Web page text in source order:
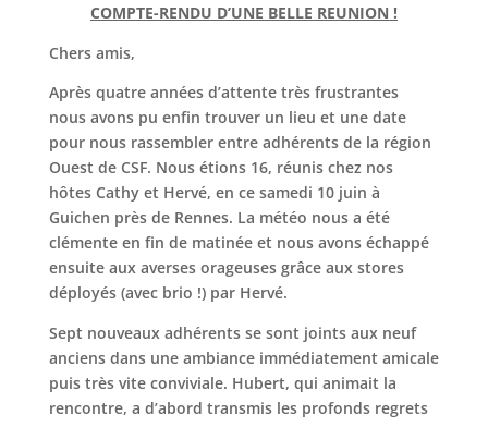
COMPTE-RENDU D’UNE BELLE REUNION !
Chers amis,
Après quatre années d’attente très frustrantes
nous avons pu enfin trouver un lieu et une date
pour nous rassembler entre adhérents de la région
Ouest de CSF. Nous étions 16, réunis chez nos
hôtes Cathy et Hervé, en ce samedi 10 juin à
Guichen près de Rennes. La météo nous a été
clémente en fin de matinée et nous avons échappé
ensuite aux averses orageuses grâce aux stores
déployés (avec brio !) par Hervé.
Sept nouveaux adhérents se sont joints aux neuf
anciens dans une ambiance immédiatement amicale
puis très vite conviviale. Hubert, qui animait la
rencontre, a d’abord transmis les profonds regrets